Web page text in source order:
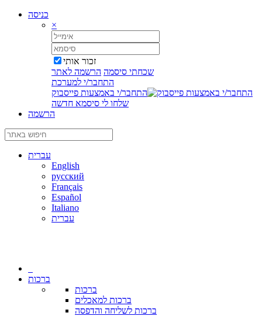
כניסה
×
זכור אותי
שכחתי סיסמה הרשמה לאתר
התחבר/י למערכת
התחבר/י באמצעות פייסבוק
שלחו לי סיסמא חדשה
הרשמה
עברית
English
русский
Français
Español
Italiano
עברית
ברכות
ברכות
ברכות למאכלים
ברכות לשליחה והדפסה